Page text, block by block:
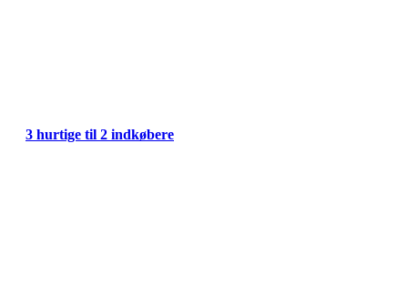
3 hurtige til 2 indkøbere